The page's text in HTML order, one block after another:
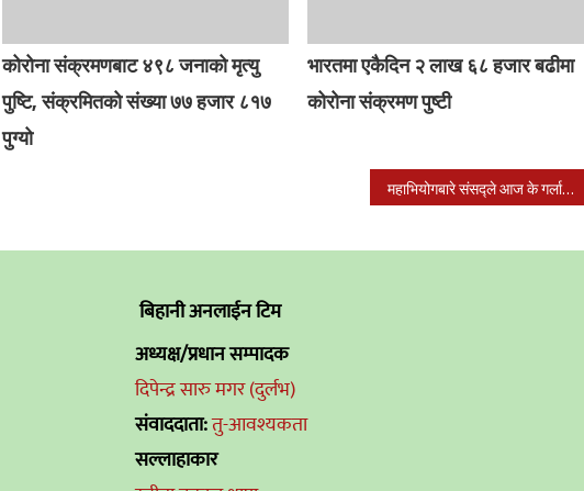
कोरोना संक्रमणबाट ४९८ जनाको मृत्यु
पुष्टि, संक्रमितको संख्या ७७ हजार ८१७
पुग्यो
भारतमा एकैदिन २ लाख ६८ हजार बढीमा
कोरोना संक्रमण पुष्टी
महाभियोगबारे संसद्ले आज के गर्ला ? सरकारको रणनीति यस्तो छ ।
बिहानी अनलाईन टिम
अध्यक्ष/प्रधान सम्पादक
दिपेन्द्र सारु मगर (दुर्लभ)
संवाददाता:तु-आवश्यकता
सल्लाहाकार